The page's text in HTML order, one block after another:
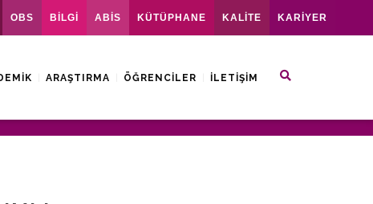
OBS BİLGİ ABİS KÜTÜPHANE KALİTE KARİYER
ARAŞTIRMA ÖĞRENCILER İLETIŞIM